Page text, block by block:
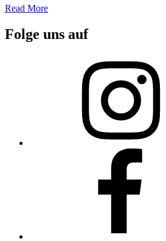
Read More
Folge uns auf